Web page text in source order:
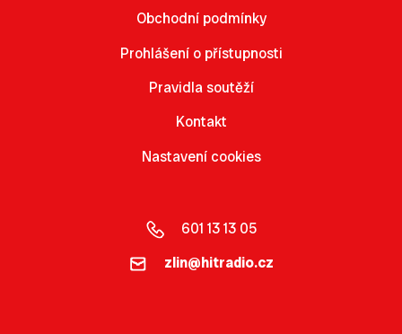
Obchodní podmínky
Prohlášení o přístupnosti
Pravidla soutěží
Kontakt
Nastavení cookies
601 13 13 05
zlin@hitradio.cz